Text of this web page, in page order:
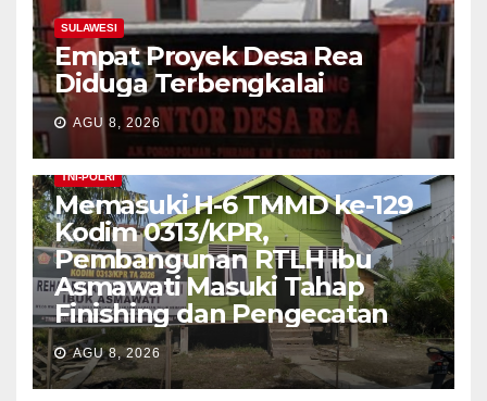
SULAWESI
Empat Proyek Desa Rea
Diduga Terbengkalai
AGU 8, 2026
TNI-POLRI
Memasuki H-6 TMMD ke-129
Kodim 0313/KPR,
Pembangunan RTLH Ibu
Asmawati Masuki Tahap
Finishing dan Pengecatan
AGU 8, 2026